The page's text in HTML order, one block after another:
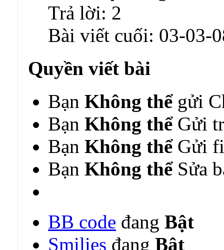
Trả lời: 2
Bài viết cuối: 03-03-
Quyền viết bài
Bạn Không thểgửi
Bạn Không thểGửi
Bạn Không thểGửi
Bạn Không thểSửa
BB code đang Bật
Smilies đang Bật